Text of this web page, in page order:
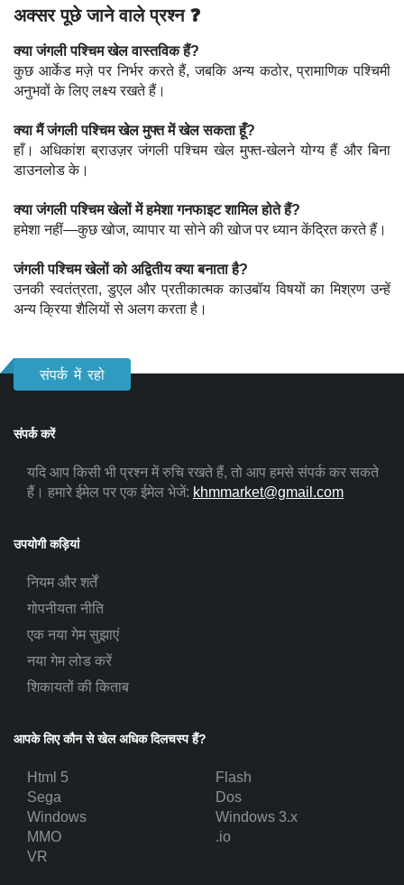
अक्सर पूछे जाने वाले प्रश्न ❓
क्या जंगली पश्चिम खेल वास्तविक हैं?
कुछ आर्केड मज़े पर निर्भर करते हैं, जबकि अन्य कठोर, प्रामाणिक पश्चिमी
अनुभवों के लिए लक्ष्य रखते हैं।
क्या मैं जंगली पश्चिम खेल मुफ्त में खेल सकता हूँ?
हाँ। अधिकांश ब्राउज़र जंगली पश्चिम खेल मुफ्त-खेलने योग्य हैं और बिना
डाउनलोड के।
क्या जंगली पश्चिम खेलों में हमेशा गनफाइट शामिल होते हैं?
हमेशा नहीं—कुछ खोज, व्यापार या सोने की खोज पर ध्यान केंद्रित करते हैं।
जंगली पश्चिम खेलों को अद्वितीय क्या बनाता है?
उनकी स्वतंत्रता, डुएल और प्रतीकात्मक काउबॉय विषयों का मिश्रण उन्हें
अन्य क्रिया शैलियों से अलग करता है।
संपर्क में रहो
संपर्क करें
यदि आप किसी भी प्रश्न में रुचि रखते हैं, तो आप हमसे संपर्क कर सकते
हैं। हमारे ईमेल पर एक ईमेल भेजें: khmmarket@gmail.com
उपयोगी कड़ियां
नियम और शर्तें
गोपनीयता नीति
एक नया गेम सुझाएं
नया गेम लोड करें
शिकायतों की किताब
आपके लिए कौन से खेल अधिक दिलचस्प हैं?
Html 5
Flash
Sega
Dos
Windows
Windows 3.x
MMO
.io
VR